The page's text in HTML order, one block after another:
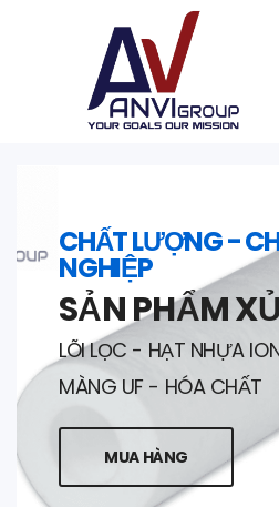
CHẤT LƯỢNG -
NGHIỆP
SẢN PHẨM
LÕI LỌC - HẠT NHỰA
MÀNG UF - HÓA CHẤT
MUA HÀNG